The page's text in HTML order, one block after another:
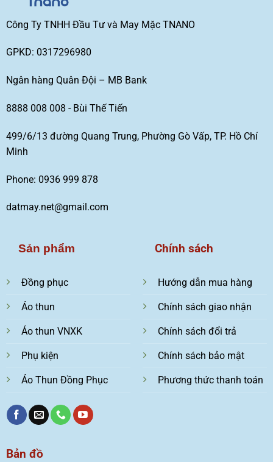
Công Ty TNHH Đầu Tư và May Mặc TNANO
GPKD: 0317296980
Ngân hàng Quân Đội – MB Bank
8888 008 008 - Bùi Thế Tiến
499/6/13 đường Quang Trung, Phường Gò Vấp, TP. Hồ Chí
Minh
Phone: 0936 999 878
datmay.net@gmail.com
Sản phẩm
Đồng phục
Áo thun
Áo thun VNXK
Phụ kiện
Áo Thun Đồng Phục
Chính sách
Hướng dẫn mua hàng
Chính sách giao nhận
Chính sách đổi trả
Chính sách bảo mật
Phương thức thanh toán
Bản đồ